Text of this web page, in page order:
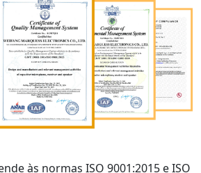
às normas ISO 9001:2015 e ISO